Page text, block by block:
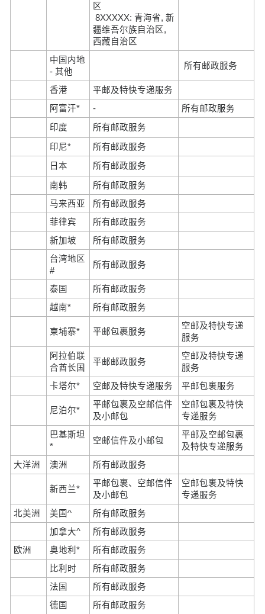
区
8XXXXX: 青海省, 新
疆维吾尔族自治区,
西藏自治区
中国内地
- 其他
所有邮政服务
香港
平邮及特快专递服务
阿富汗*
-
所有邮政服务
印度
所有邮政服务
印尼*
所有邮政服务
日本
所有邮政服务
南韩
所有邮政服务
马来西亚
所有邮政服务
菲律宾
所有邮政服务
新加坡
所有邮政服务
台湾地区
#
所有邮政服务
泰国
所有邮政服务
越南*
所有邮政服务
柬埔寨* 平邮包裹服务
空邮及特快专递
服务
阿拉伯联
合酋长国
平邮邮政服务
空邮及特快专递
服务
卡塔尔*
空邮及特快专递服务 平邮包裹服务
尼泊尔*
平邮包裹及空邮信件
及小邮包
空邮包裹及特快
专递服务
巴基斯坦
*
空邮信件及小邮包
平邮及空邮包裹
及特快专递服务
大洋洲
澳洲 所有邮政服务
新西兰*
平邮包裹、空邮信件
及小邮包
空邮包裹及特快
专递服务
北美洲
美国^
所有邮政服务
加拿大^
所有邮政服务
欧洲
奥地利*
所有邮政服务
比利时
所有邮政服务
法国
所有邮政服务
德国
所有邮政服务